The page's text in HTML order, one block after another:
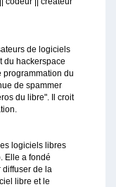
de logiciels
du hackerspace
programmation du
de spammer
du libre". Il croit
logiciels libres
Elle a fondé
diffuser de la
libre et le